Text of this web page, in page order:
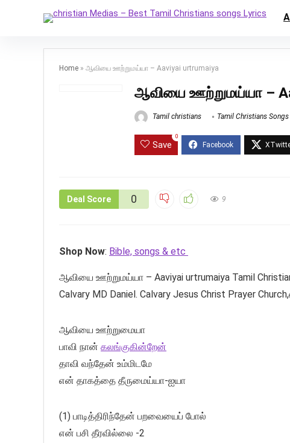
Home » ஆவியை ஊற்றுமய்யா – Aaviyai urtrumaiya
ஆவியை ஊற்றுமய்யா –
Tamil christians Tamil Christians Songs
Save
0
Deal Score 0 9
Shop Now: Bible, songs & etc
ஆவியை ஊற்றுமய்யா – Aaviyai urtrumaiya Tamil
Calvary MD Daniel. Calvary Jesus Christ Prayer
ஆவியை ஊற்றுமையா
பாவி நான் கலங்குகின்றேன்
தாவி வந்தேன் உம்மிடமே
என் தாகத்தை தீருமைய்யா-ஐயா
(1) பாடித்திரிந்தேன் பறவையைப் போல்
என் பசி தீரவில்லை -2